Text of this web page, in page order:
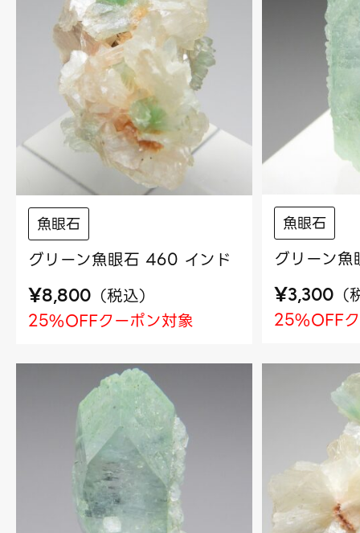
魚眼石
グリーン魚眼石 460 インド
¥8,800 （税込）
25%OFFクーポン対象
魚眼石
グリーン
¥3,300 （
25%OFF